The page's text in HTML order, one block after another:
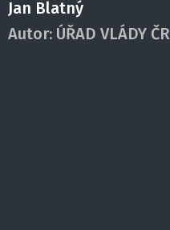
Jan Blatný
Autor: ÚŘAD VLÁDY ČR